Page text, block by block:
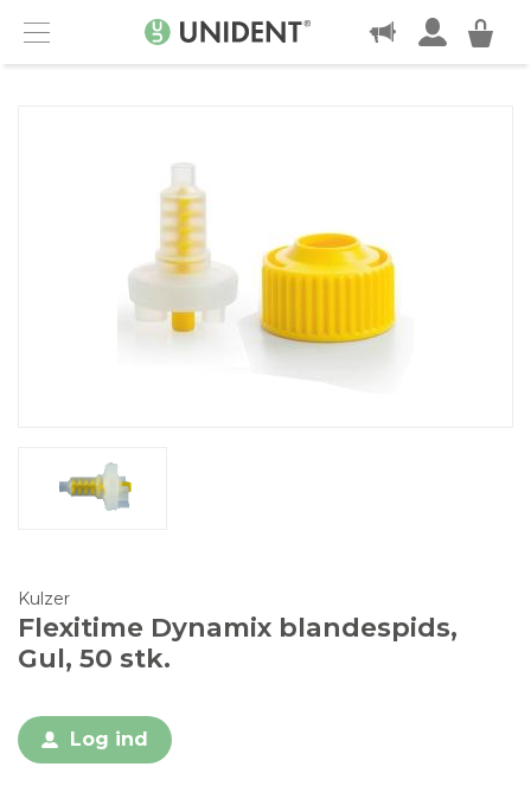
Menu
KONTAKT
Kulzer
Flexitime Dynamix blandespids,
Gul, 50 stk.
Log ind